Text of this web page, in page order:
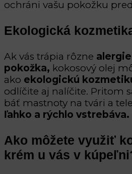
ochráni vašu pokožku
Ekologická
Ak vás trápia rôzne
pokožka, kokosový olej
ako ekologickú
odlíčite aj nalíčite. Pritom
báť mastnoty na tvári a
ľahko a rýchlo vstrebáva.
Ako môžete využiť
krém u vás v